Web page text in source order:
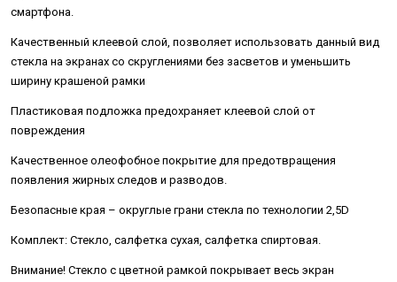
смартфона.
Качественный клеевой слой, позволяет использовать данный вид
стекла на экранах со скруглениями без засветов и уменьшить
ширину крашеной рамки
Пластиковая подложка предохраняет клеевой слой от
повреждения
Качественное олеофобное покрытие для предотвращения
появления жирных следов и разводов.
Безопасные края – округлые грани стекла по технологии 2,5D
Комплект: Стекло, салфетка сухая, салфетка спиртовая.
Внимание! Стекло с цветной рамкой покрывает весь экран